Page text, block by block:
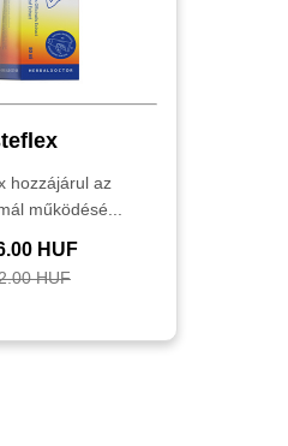
hozzájárul az
működésé...
HUF
HUF